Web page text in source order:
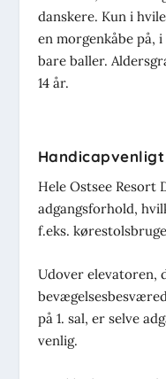
danskere. Kun i
en morgenkåbe på,
bare baller.
14 år.
Hele Ostsee Resort
adgangsforhold,
f.eks.
Udover elevatoren,
på 1. sal, er selve
venlig.